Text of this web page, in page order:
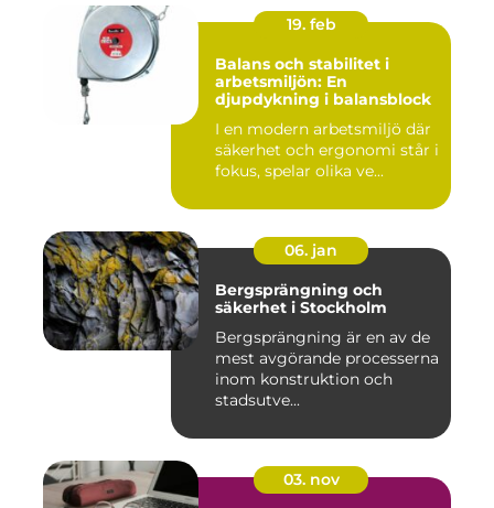
19. feb
Balans och stabilitet i
arbetsmiljön: En
djupdykning i balansblock
I en modern arbetsmiljö där
säkerhet och ergonomi står i
fokus, spelar olika ve...
06. jan
Bergsprängning och
säkerhet i Stockholm
Bergsprängning är en av de
mest avgörande processerna
inom konstruktion och
stadsutve...
03. nov